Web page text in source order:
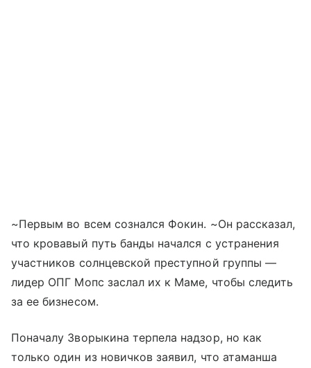
~Первым во всем сознался Фокин. ~Он рассказал,
что кровавый путь банды начался с устранения
участников солнцевской преступной группы —
лидер ОПГ Мопс заслал их к Маме, чтобы следить
за ее бизнесом.
Поначалу Зворыкина терпела надзор, но как
только один из новичков заявил, что атаманша